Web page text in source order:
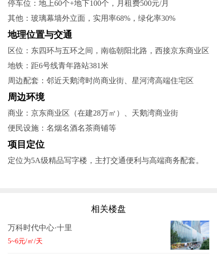
停车位‌：地上60个+地下100个，月租费500元/月‌
其他‌：玻璃幕墙外立面，实用率68%，绿化率30%‌
‌地理位置与交通‌
区位‌：东四环与五环之间，南临朝阳北路，西接京东商业区‌
地铁‌：距6号线青年路站381米‌
周边配套‌：邻近天鹅湾时尚商业街、星河湾高端住宅区‌
周边环境‌
商业‌：京东商业区（在建28万㎡）、天鹅湾商业街‌
便民设施‌：名烟名酒名茶商铺等
项目定位‌
定位为5A级精品写字楼，主打交通便利与高端商务配套。
相关楼盘
万科时代中心·十里
5~6元/㎡/天